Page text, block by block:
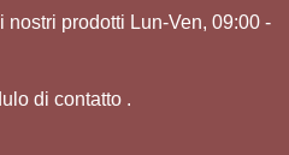
prodotti Lun-Ven, 09:00 -
di contatto .